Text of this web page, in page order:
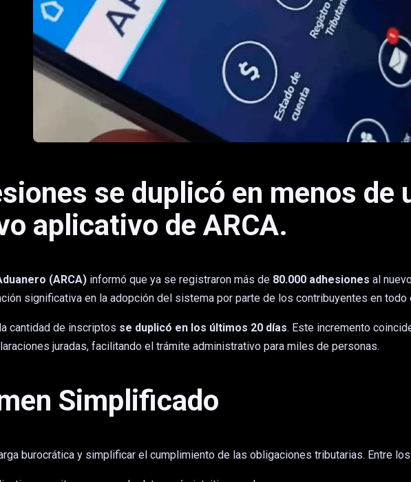
se duplicó en menos de
aplicativo de ARCA.
(ARCA) informó que ya se registraron más de 80.000 adhesiones al
significativa en la adopción del sistema por parte de los contribuyentes en todo
cantidad de inscriptos se duplicó en los últimos 20 días. Este incremento
juradas, facilitando el trámite administrativo para miles de personas.
Simplificado
burocrática y simplificar el cumplimiento de las obligaciones tributarias. Entre